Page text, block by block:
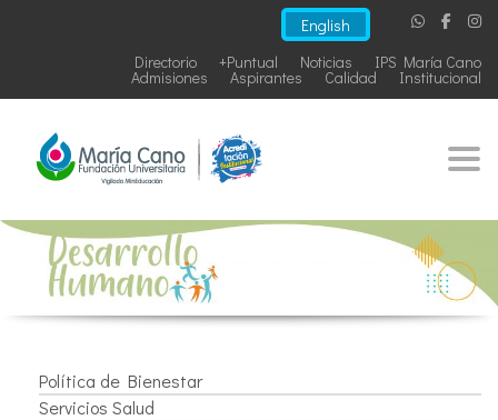
English
IPS María Cano
Noticias
+Puntual
Directorio
Institucional
Calidad
Aspirantes
Admisiones
Política de Bienestar
Servicios Salud